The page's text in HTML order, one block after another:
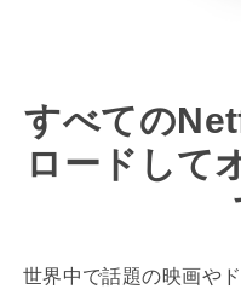
すべての
ロードして
世界中で話題の映画や